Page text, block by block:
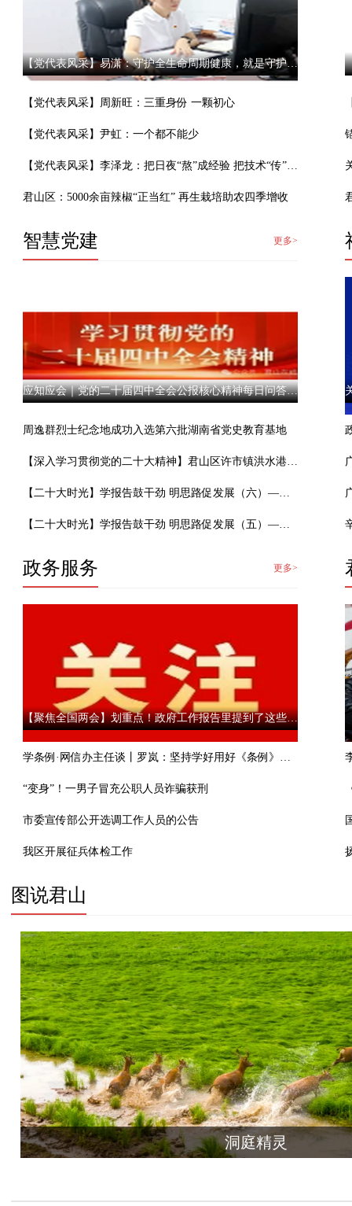
【党代表风采】易潇：守护全生命周期健康，就是守护一座城市的未来
【党代表风采】周新旺：三重身份 一颗初心
【党代表风采】尹虹：一个都不能少
【党代表风采】李泽龙：把日夜“熬”成经验 把技术“传”成火种
君山区：5000余亩辣椒“正当红” 再生栽培助农四季增收
智慧党建 更多>
应知应会｜党的二十届四中全会公报核心精神每日问答（二十）
周逸群烈士纪念地成功入选第六批湖南省党史教育基地
【深入学习贯彻党的二十大精神】君山区许市镇洪水港社：“三句半快板”传“党音” 二十大精神“入民心”
【二十大时光】学报告鼓干劲 明思路促发展（六）——君山区党员干部热议党的二十大报告丨驻村第一书记篇
【二十大时光】学报告鼓干劲 明思路促发展（五）——君山区党员干部热议党的二十大报告丨选调生篇之二
政务服务 更多>
【聚焦全国两会】划重点！政府工作报告里提到了这些新词热词
学条例·网信办主任谈丨罗岚：坚持学好用好《条例》争创一流网信业绩
“变身”！一男子冒充公职人员诈骗获刑
市委宣传部公开选调工作人员的公告
我区开展征兵体检工作
图说君山
洞庭精灵